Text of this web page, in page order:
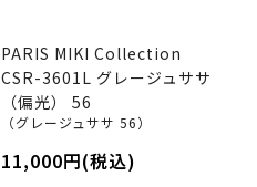
PARIS MIKI Collection
CSR-3601L グレージュササ
（偏光） 56
（グレージュササ 56）
11,000円(税込)